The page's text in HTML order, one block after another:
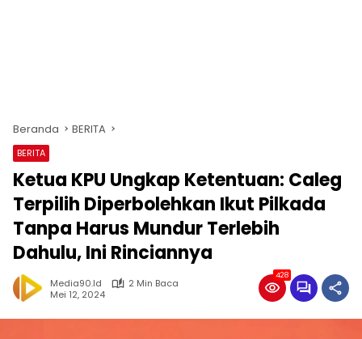
Beranda BERITA
BERITA
Ketua KPU Ungkap Ketentuan: Caleg
Terpilih Diperbolehkan Ikut Pilkada
Tanpa Harus Mundur Terlebih
Dahulu, Ini Rinciannya
Media90.id
2 Min Baca
Mei 12, 2024
428